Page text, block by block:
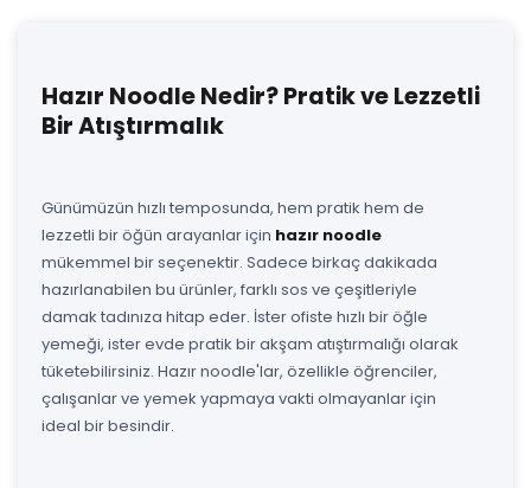
Hazır Noodle Nedir? Pratik ve Lezzetli
Bir Atıştırmalık
Günümüzün hızlı temposunda, hem pratik hem de
lezzetli bir öğün arayanlar için hazır noodle
mükemmel bir seçenektir. Sadece birkaç dakikada
hazırlanabilen bu ürünler, farklı sos ve çeşitleriyle
damak tadınıza hitap eder. İster ofiste hızlı bir öğle
yemeği, ister evde pratik bir akşam atıştırmalığı olarak
tüketebilirsiniz. Hazır noodle'lar, özellikle öğrenciler,
çalışanlar ve yemek yapmaya vakti olmayanlar için
ideal bir besindir.